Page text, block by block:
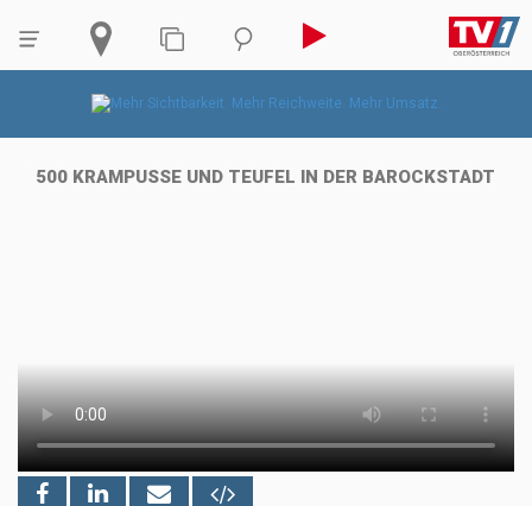
500 KRAMPUSSE UND TEUFEL IN DER BAROCKSTADT